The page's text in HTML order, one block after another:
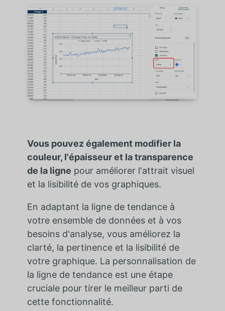
Vous pouvez également modifier la
couleur, l'épaisseur et la transparence
de la ligne pour améliorer l'attrait visuel
et la lisibilité de vos graphiques.
En adaptant la ligne de tendance à
votre ensemble de données et à vos
besoins d'analyse, vous améliorez la
clarté, la pertinence et la lisibilité de
votre graphique. La personnalisation de
la ligne de tendance est une étape
cruciale pour tirer le meilleur parti de
cette fonctionnalité.